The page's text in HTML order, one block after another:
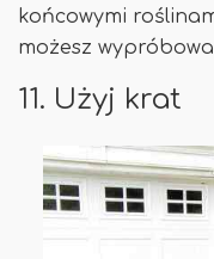
końcowymi
możesz
11. Użyj krat